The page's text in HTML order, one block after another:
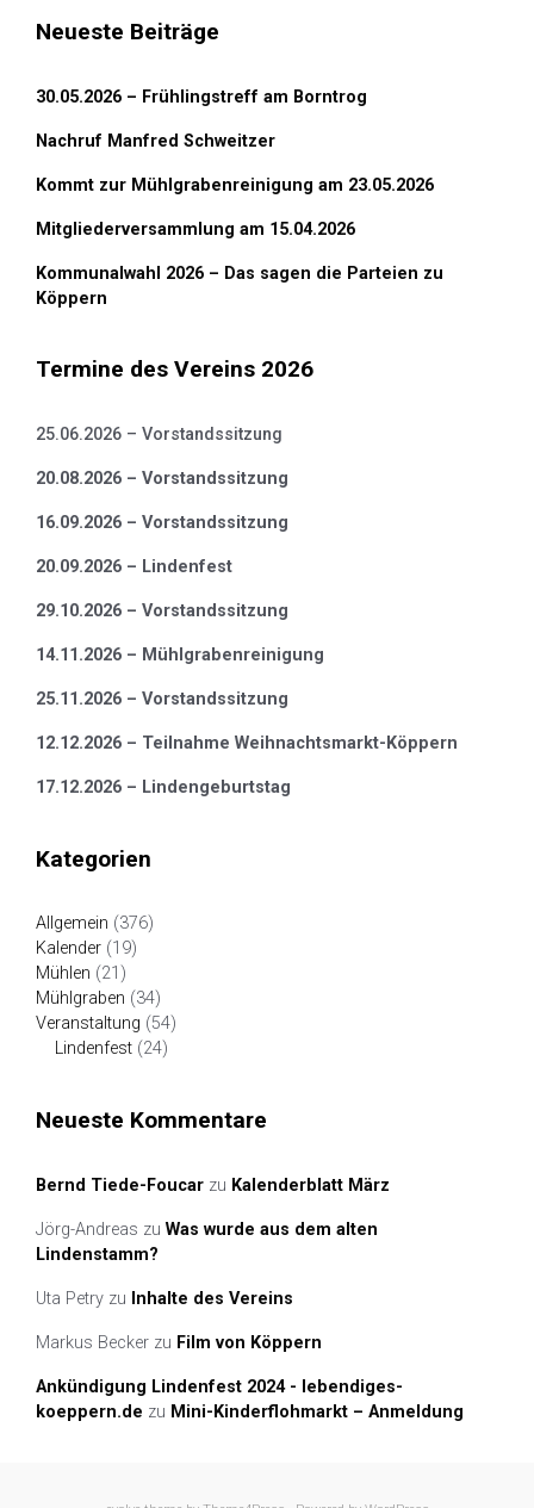
Neueste Beiträge
30.05.2026 – Frühlingstreff am Borntrog
Nachruf Manfred Schweitzer
Kommt zur Mühlgrabenreinigung am 23.05.2026
Mitgliederversammlung am 15.04.2026
Kommunalwahl 2026 – Das sagen die Parteien zu
Köppern
Termine des Vereins 2026
25.06.2026 – Vorstandssitzung
20.08.2026 – Vorstandssitzung
16.09.2026 – Vorstandssitzung
20.09.2026 – Lindenfest
29.10.2026 – Vorstandssitzung
14.11.2026 – Mühlgrabenreinigung
25.11.2026 – Vorstandssitzung
12.12.2026 – Teilnahme Weihnachtsmarkt-Köppern
17.12.2026 – Lindengeburtstag
Kategorien
Allgemein (376)
Kalender (19)
Mühlen (21)
Mühlgraben (34)
Veranstaltung (54)
Lindenfest (24)
Neueste Kommentare
Bernd Tiede-Foucar zu Kalenderblatt März
Jörg-Andreas zu Was wurde aus dem alten
Lindenstamm?
Uta Petry zu Inhalte des Vereins
Markus Becker zu Film von Köppern
Ankündigung Lindenfest 2024 - lebendiges-
koeppern.de zu Mini-Kinderflohmarkt – Anmeldung